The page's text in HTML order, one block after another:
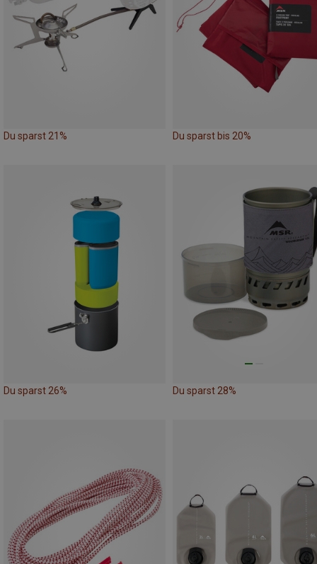
Du sparst 21% Du sparst bis 20%
Du sparst 26% Du sparst 28%